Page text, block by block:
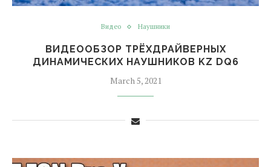
Видео Наушники
ВИДЕООБЗОР ТРЁХДРАЙВЕРНЫХ
ДИНАМИЧЕСКИХ НАУШНИКОВ KZ DQ6
March 5, 2021